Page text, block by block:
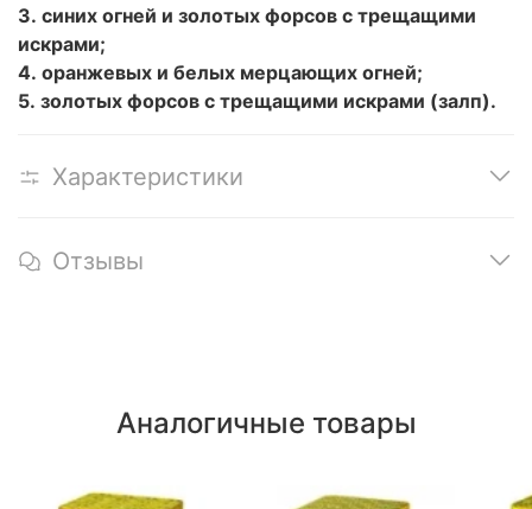
3. синих огней и золотых форсов с трещащими
искрами;
4. оранжевых и белых мерцающих огней;
5. золотых форсов с трещащими искрами (залп).
Характеристики
Отзывы
Аналогичные товары